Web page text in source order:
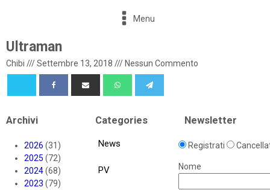
Menu
Ultraman
Chibi ///Settembre 13, 2018 /// Nessun Commento
Archivi
2026 (31)
2025 (72)
2024(68)
2023 (79)
Categories
News
PV
Newsletter
Registrati
Nome